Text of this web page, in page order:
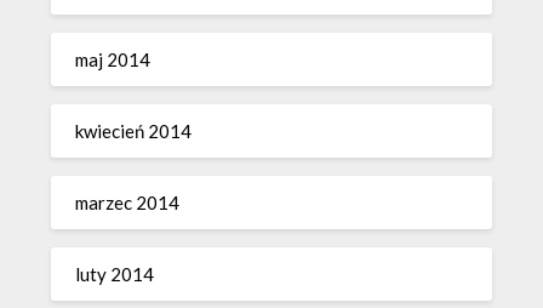
maj 2014
kwiecień 2014
marzec 2014
luty 2014